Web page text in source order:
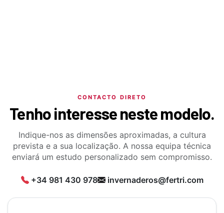
CONTACTO DIRETO
Tenho interesse neste modelo.
Indique-nos as dimensões aproximadas, a cultura
prevista e a sua localização. A nossa equipa técnica
enviará um estudo personalizado sem compromisso.
+34 981 430 978 invernaderos@fertri.com